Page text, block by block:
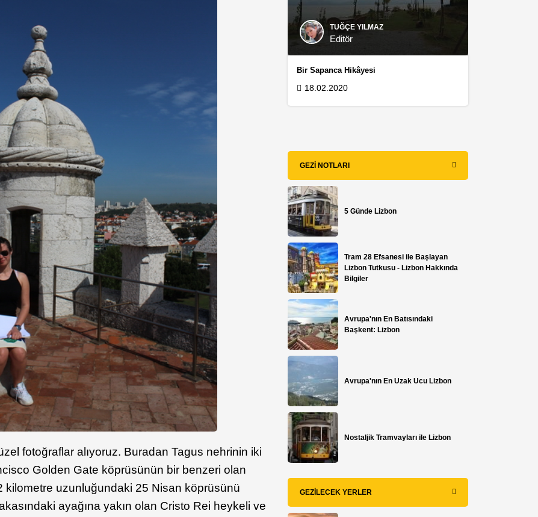
fotoğraflar alıyoruz. Buradan Tagus nehrinin iki
Golden Gate köprüsünün bir benzeri olan
kilometre uzunluğundaki 25 Nisan köprüsünü
ayağına yakın olan Cristo Rei heykeli ve
TUĞÇE YILMAZ
Editör
Bir Sapanca Hikâyesi
18.02.2020
GEZI NOTLARI
5 Günde Lizbon
Tram 28 Efsanesi ile Başlayan
Lizbon Tutkusu - Lizbon Hakkında
Bilgiler
Avrupa'nın En Batısındaki
Başkent: Lizbon
Avrupa'nın En Uzak Ucu Lizbon
Nostaljik Tramvayları ile Lizbon
GEZILECEK YERLER